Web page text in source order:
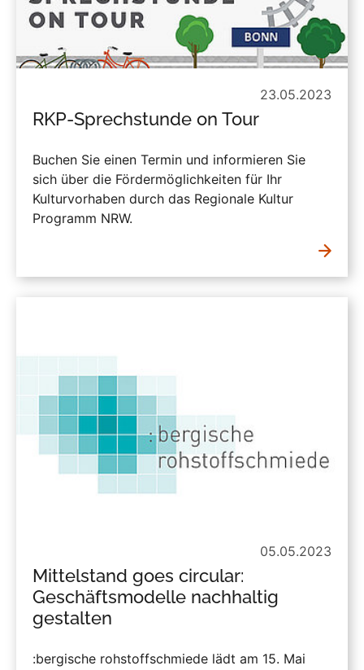
23.05.2023
RKP-Sprechstunde on Tour
Buchen Sie einen Termin und informieren Sie
sich über die Fördermöglichkeiten für Ihr
Kulturvorhaben durch das Regionale Kultur
Programm NRW.
05.05.2023
Mittelstand goes circular:
Geschäftsmodelle nachhaltig
gestalten
:bergische rohstoffschmiede lädt am 15. Mai